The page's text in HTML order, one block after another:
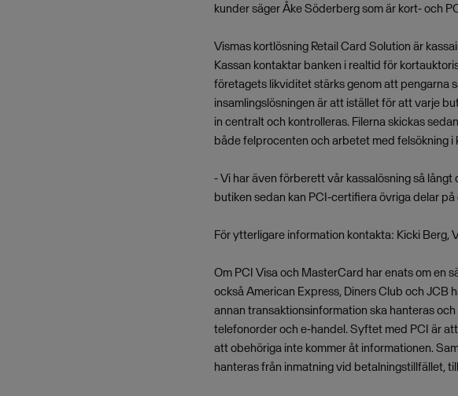
kunder säger Åke Söderberg som är kort- och
Vismas kortlösning Retail Card Solution är
Kassan kontaktar banken i realtid för
företagets likviditet stärks genom att pengarna
insamlingslösningen är att istället för att varje
in centralt och kontrolleras. Filerna skickas
både felprocenten och arbetet med felsökning
- Vi har även förberett vår kassalösning så
butiken sedan kan PCI-certifiera övriga delar
För ytterligare information kontakta: Kicki Berg,
Om PCI Visa och MasterCard har enats om en
också American Express, Diners Club och JCB
annan transaktionsinformation ska hanteras
telefonorder och e-handel. Syftet med PCI är
att obehöriga inte kommer åt informationen.
hanteras från inmatning vid betalningstillfället,